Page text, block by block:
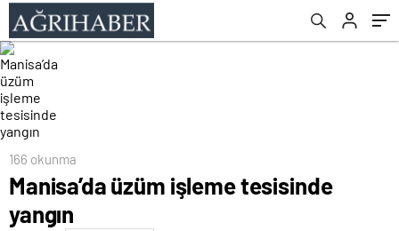
166 okunma
Manisa’da üzüm işleme tesisinde
yangın